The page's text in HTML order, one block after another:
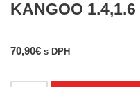
KANGOO 1.4,1.6
70,90€ s DPH